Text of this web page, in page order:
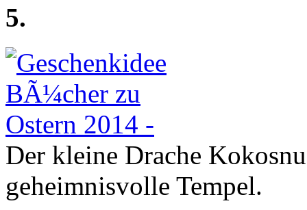
5.
Der kleine Drache
geheimnisvolle Tempel.